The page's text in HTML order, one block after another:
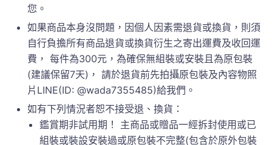
您。
如果商品本身沒問題，因個人因素需退貨或換貨，則須
自行負擔所有商品退貨或換貨衍生之寄出運費及收回運
費， 每件為300元，為確保無組裝或安裝且為原包裝
(建議保留7天)， 請於退貨前先拍攝原包裝及內容物照
片LINE(ID: @wada7355485)給我們。
如有下列情況者恕不接受退、換貨：
鑑賞期非試用期！ 主商品或贈品一經拆封使用或已
組裝或裝設安裝過或原包裝不完整(包含於原外包裝